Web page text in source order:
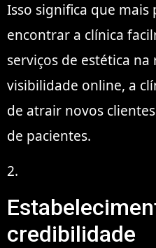
Isso significa que mais
encontrar a clínica
serviços de estética
visibilidade online, a
de atrair novos
de pacientes.
2.
credibilidade